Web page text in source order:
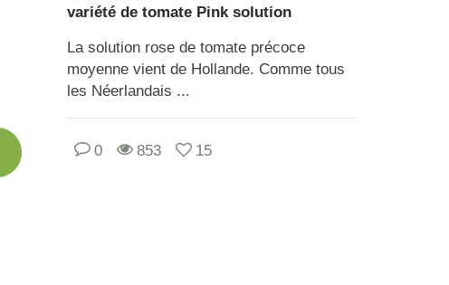
variété de tomate Pink solution
La solution rose de tomate précoce
moyenne vient de Hollande. Comme tous
les Néerlandais ...
0 853 15